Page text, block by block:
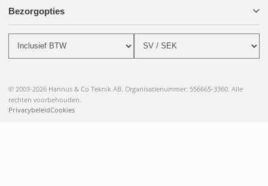
Bezorgopties
© 2003-2026 Hannus & Co Teknik AB. Organisatienummer: 556665-3360. Alle
rechten voorbehouden.
PrivacybeleidCookies